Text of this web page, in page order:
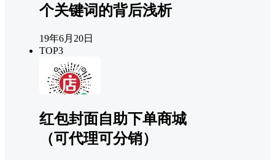
个关键词的背后浅析
19年6月20日
TOP3
红包封面自助下单商城
（可代理可分销）